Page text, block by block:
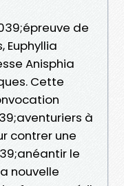
de
Euphyllia
Anisphia
Cette
à
contrer une
le
nouvelle